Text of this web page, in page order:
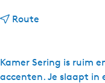
Kamer Sering is ruim
accenten. Je slaapt in
Route
r
B